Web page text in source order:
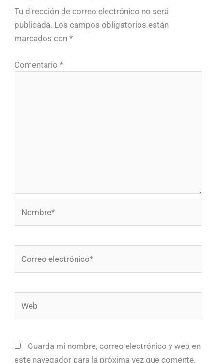
Tu dirección de correo electrónico no será
publicada. Los campos obligatorios están
marcados con *
Comentario *
Guarda mi nombre, correo electrónico y web en
este navegador para la próxima vez que comente.